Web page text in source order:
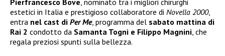
Pierfrancesco Bove, nominato tra i migliori chirurghi
estetici in Italia e prestigioso collaboratore di Novella 2000,
entra nel cast di Per Me, programma del sabato mattina di
Rai 2 condotto da Samanta Togni e Filippo Magnini, che
regala preziosi spunti sulla bellezza.